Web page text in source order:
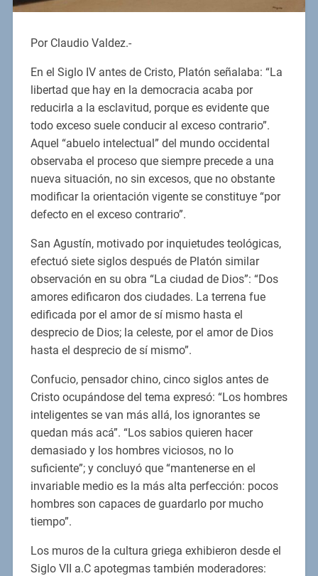
Por Claudio Valdez.-
En el Siglo IV antes de Cristo, Platón señalaba: “La
libertad que hay en la democracia acaba por
reducirla a la esclavitud, porque es evidente que
todo exceso suele conducir al exceso contrario”.
Aquel “abuelo intelectual” del mundo occidental
observaba el proceso que siempre precede a una
nueva situación, no sin excesos, que no obstante
modificar la orientación vigente se constituye “por
defecto en el exceso contrario”.
San Agustín, motivado por inquietudes teológicas,
efectuó siete siglos después de Platón similar
observación en su obra “La ciudad de Dios”: “Dos
amores edificaron dos ciudades. La terrena fue
edificada por el amor de sí mismo hasta el
desprecio de Dios; la celeste, por el amor de Dios
hasta el desprecio de sí mismo”.
Confucio, pensador chino, cinco siglos antes de
Cristo ocupándose del tema expresó: “Los hombres
inteligentes se van más allá, los ignorantes se
quedan más acá”. “Los sabios quieren hacer
demasiado y los hombres viciosos, no lo
suficiente”; y concluyó que “mantenerse en el
invariable medio es la más alta perfección: pocos
hombres son capaces de guardarlo por mucho
tiempo”.
Los muros de la cultura griega exhibieron desde el
Siglo VII a.C apotegmas también moderadores: